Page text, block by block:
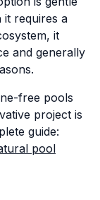
it requires a
it
and generally
free pools
project is
guide:
pool